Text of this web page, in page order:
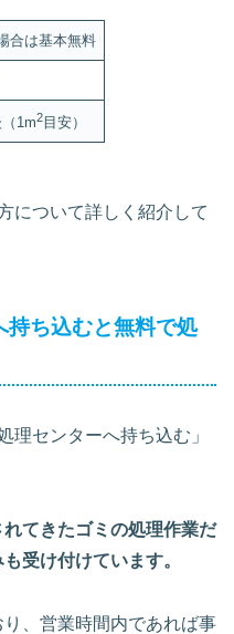
合は基本無料
1m2目安）
について詳しく紹介して
持ち込むと無料で処
理センターへ持ち込む」
てきたゴミの処理作業だ
受け付けています。
、営業時間内であれば事